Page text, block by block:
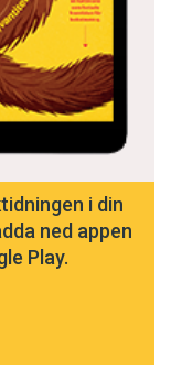
i din
ned appen
Play.